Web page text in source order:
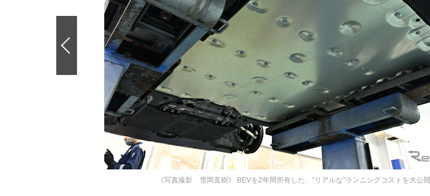
《写真撮影 雪岡直樹》 BEVを2年間所有した、“リアルな”ランニングコストを大公開